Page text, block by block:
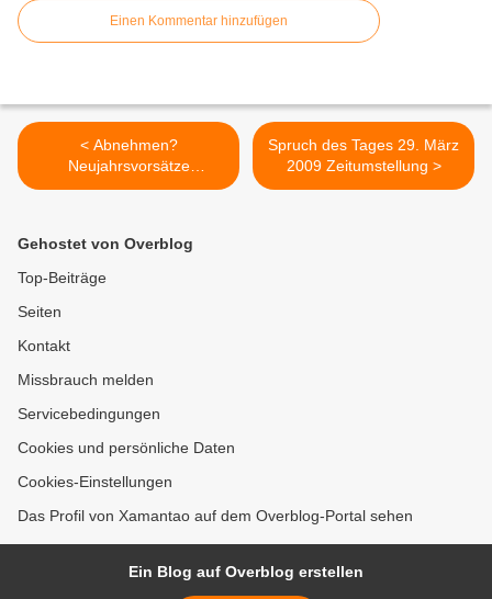
Einen Kommentar hinzufügen
< Abnehmen?
Neujahrsvorsätze
durchgehalten?
Spruch des Tages 29. März
2009 Zeitumstellung >
Gehostet von Overblog
Top-Beiträge
Seiten
Kontakt
Missbrauch melden
Servicebedingungen
Cookies und persönliche Daten
Cookies-Einstellungen
Das Profil von Xamantao auf dem Overblog-Portal sehen
Ein Blog auf Overblog erstellen